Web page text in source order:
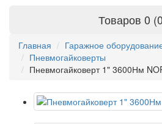
Товаров 0
Главная Гаражное
Пневмогайковерты
Пневмогайковерт 1" 3600Нм